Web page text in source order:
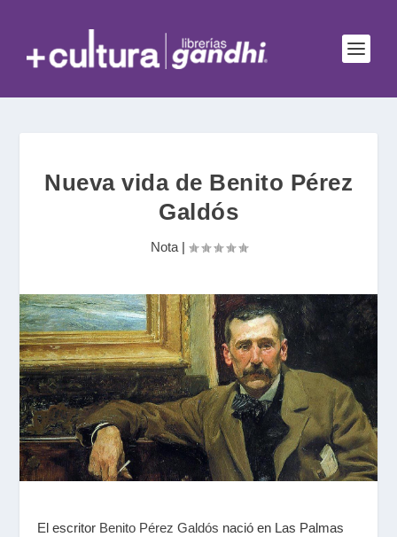
Nueva vida de Benito Pérez
Galdós
Nota|
El escritor Benito Pérez Galdós nació en Las Palmas